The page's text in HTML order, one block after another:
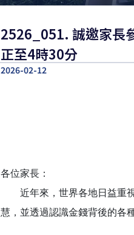
2526_051. 誠邀家長
正至4時30分
2026-02-12
各位家長：
近年來，世界各地日益重視
慧，並透過認識金錢背後的各